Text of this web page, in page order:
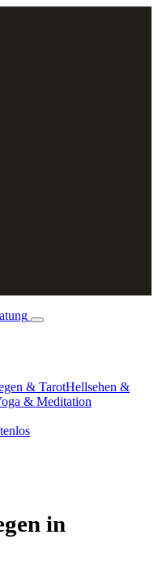
& TarotHellsehen &
& Meditation
in